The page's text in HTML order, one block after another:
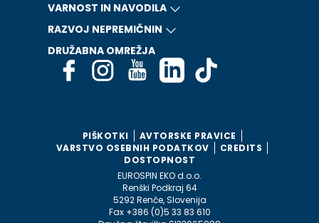
VARNOST IN NAVODILA
RAZVOJ NEPREMIČNIN
DRUŽABNA OMREŽJA
PIŠKOTKI
AVTORSKE PRAVICE
VARSTVO OSEBNIH PODATKOV
CREDITS
DOSTOPNOST
EUROSPIN EKO d.o.o.
Renški Podkraj 64
5292 Renče, Slovenija
Fax +386 (0)5 33 83 610